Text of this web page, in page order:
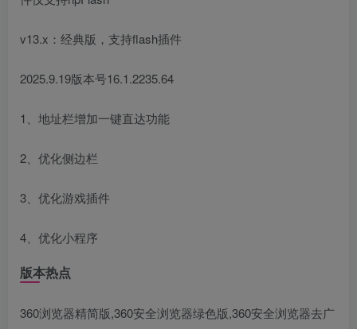
v13.x：经典版，支持flash插件
2025.9.19版本号16.1.2235.64
1、地址栏增加一键直达功能
2、优化侧边栏
3、优化游戏插件
4、优化小程序
版本热点
360浏览器精简版,360安全浏览器绿色版,360安全浏览器去广